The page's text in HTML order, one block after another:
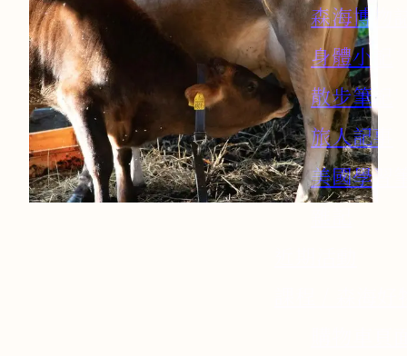
森海博物
身體小記
散步筆記
旅人記事
美國學習